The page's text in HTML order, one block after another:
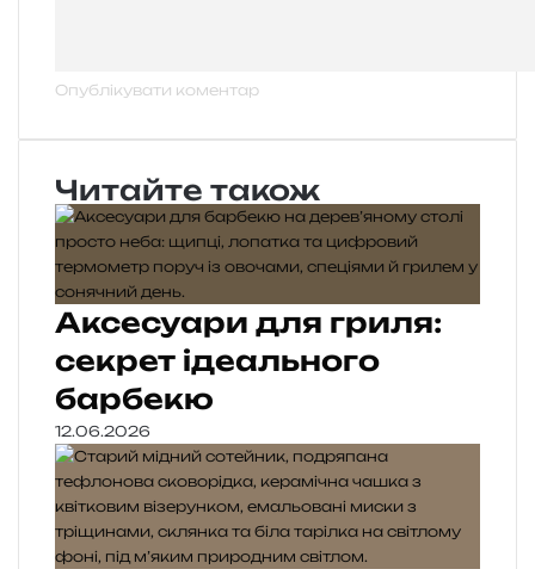
Читайте також
Аксесуари для гриля:
секрет ідеального
барбекю
12.06.2026